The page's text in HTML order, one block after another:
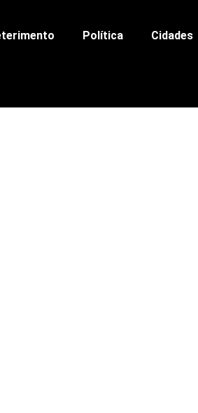
Política Cidades